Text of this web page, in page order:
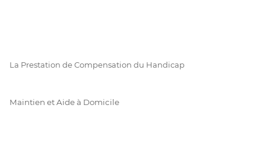
La Prestation de Compensation du Handicap
Maintien et Aide à Domicile